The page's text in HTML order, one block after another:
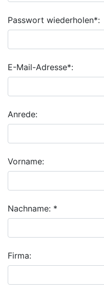
Passwort wiederholen*:
E-Mail-Adresse*:
Anrede:
Vorname:
Nachname: *
Firma: